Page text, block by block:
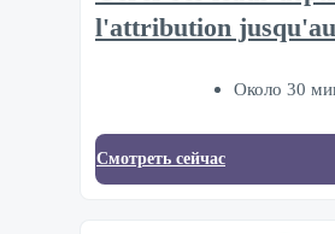
l'attribution
Около 30
Смотреть сейчас